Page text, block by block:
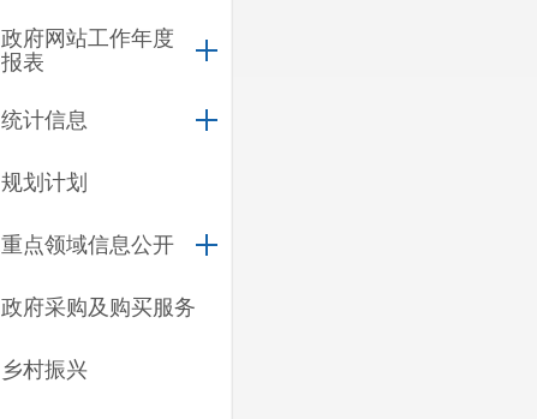
政府网站工作年度
报表
统计信息
规划计划
重点领域信息公开
政府采购及购买服务
乡村振兴